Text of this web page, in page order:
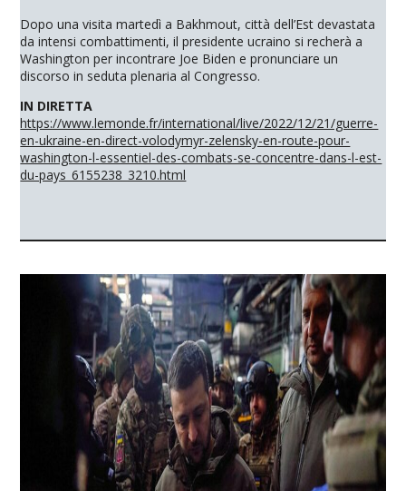
Dopo una visita martedì a Bakhmout, città dell’Est devastata
da intensi combattimenti, il presidente ucraino si recherà a
Washington per incontrare Joe Biden e pronunciare un
discorso in seduta plenaria al Congresso.
IN DIRETTA
https://www.lemonde.fr/international/live/2022/12/21/guerre-
en-ukraine-en-direct-volodymyr-zelensky-en-route-pour-
washington-l-essentiel-des-combats-se-concentre-dans-l-est-
du-pays_6155238_3210.html